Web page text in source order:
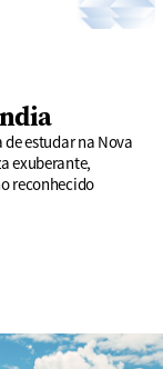
estudar na Nova
exuberante,
reconhecido